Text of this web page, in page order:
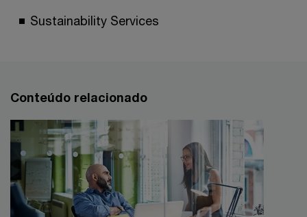
Sustainability Services
Conteúdo relacionado